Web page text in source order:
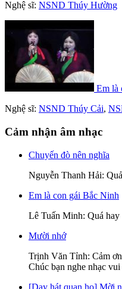
Nghệ sĩ: NSND Thúy Hường
Em là
Nghệ sĩ: NSND Thúy Cải,
Cảm nhận âm nhạc
Chuyến đò nên nghĩa
Nguyễn Thanh Hải:
Em là con gái Bắc Ninh
Lê Tuấn Minh: Quá
Mười nhớ
Trịnh Văn Tỉnh: Cảm
Chúc bạn nghe nhạc vui
[Dạy hát quan họ] Mời